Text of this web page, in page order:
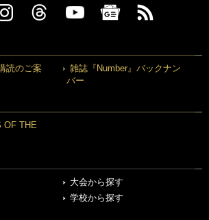
読のご案
雑誌『Number』バックナン
バー
OF THE
大会から探す
学校から探す